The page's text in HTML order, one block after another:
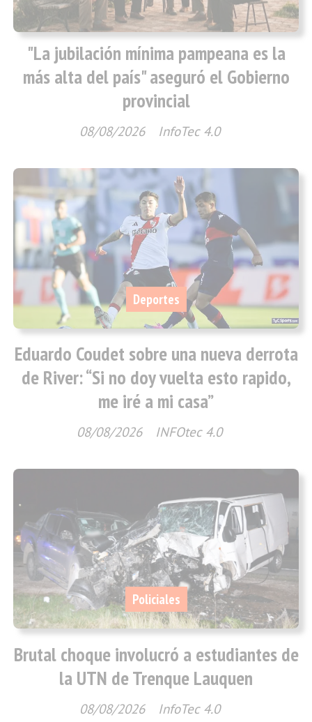
"La jubilación mínima pampeana es la
más alta del país" aseguró el Gobierno
provincial
InfoTec 4.0
08/08/2026
Eduardo Coudet sobre una nueva derrota
de River: “Si no doy vuelta esto rapido,
me iré a mi casa”
INFOtec 4.0
Deportes
08/08/2026
Brutal choque involucró a estudiantes de
la UTN de Trenque Lauquen
InfoTec 4.0
Policiales
08/08/2026